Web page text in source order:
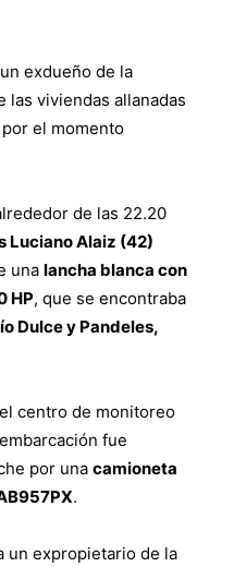
exdueño de la
las viviendas allanadas
el momento
de las 22.20
Luciano Alaiz (42)
una lancha blanca con
HP, que se encontraba
Dulce y Pandeles,
centro de monitoreo
fue
por una camioneta
.
un expropietario de la